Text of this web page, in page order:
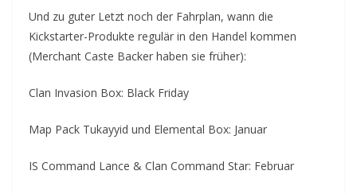
Und zu guter Letzt noch der Fahrplan, wann die
Kickstarter-Produkte regulär in den Handel kommen
(Merchant Caste Backer haben sie früher):
Clan Invasion Box: Black Friday
Map Pack Tukayyid und Elemental Box: Januar
IS Command Lance & Clan Command Star: Februar